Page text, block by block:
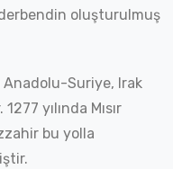
oluşturulmuş
Suriye, Irak
yılında Mısır
bu yolla